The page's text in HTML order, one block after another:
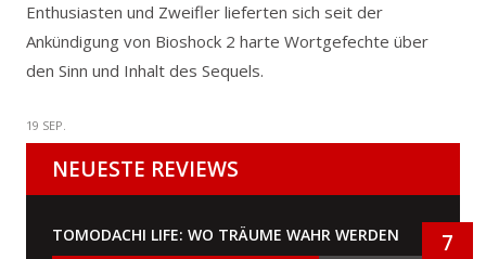
Enthusiasten und Zweifler lieferten sich seit der
Ankündigung von Bioshock 2 harte Wortgefechte über
den Sinn und Inhalt des Sequels.
19 SEP.
NEUESTE REVIEWS
TOMODACHI LIFE: WO TRÄUME WAHR WERDEN 7